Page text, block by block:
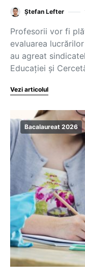
Ștefan Lefter
Profesorii vor fi
evaluarea
au agreat
Educației și
Vezi articolul
Bacalaureat 2026